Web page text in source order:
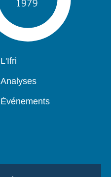
Navigation
L'Ifri
Analyses
Événements